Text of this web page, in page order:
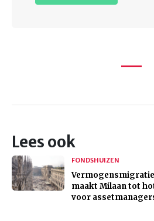
Lees ook
FONDSHUIZEN
Vermogensmigratie
maakt Milaan tot
voor